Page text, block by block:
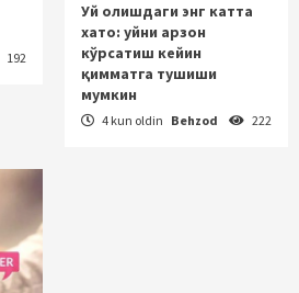
192
Уй олишдаги энг катта
хато: уйни арзон
кўрсатиш кейин
қимматга тушиши
мумкин
4 kun oldin Behzod 222